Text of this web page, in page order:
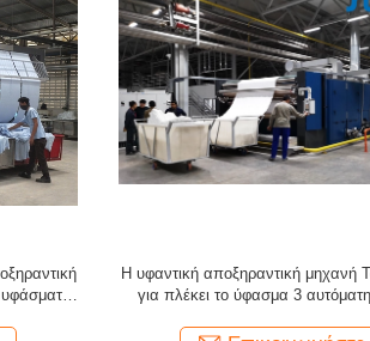
5m/Min αποξηραντική μηχανή
υφάσματος υψηλής έντασης που